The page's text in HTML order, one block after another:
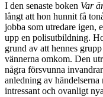
I den senaste boken Var
långt att hon hunnit få
jobba som utredare igen,
upp en polisutbildning.
grund av att hennes
vännerna omkom. Den
några försvunna
anledning av
intressant och ovanligt